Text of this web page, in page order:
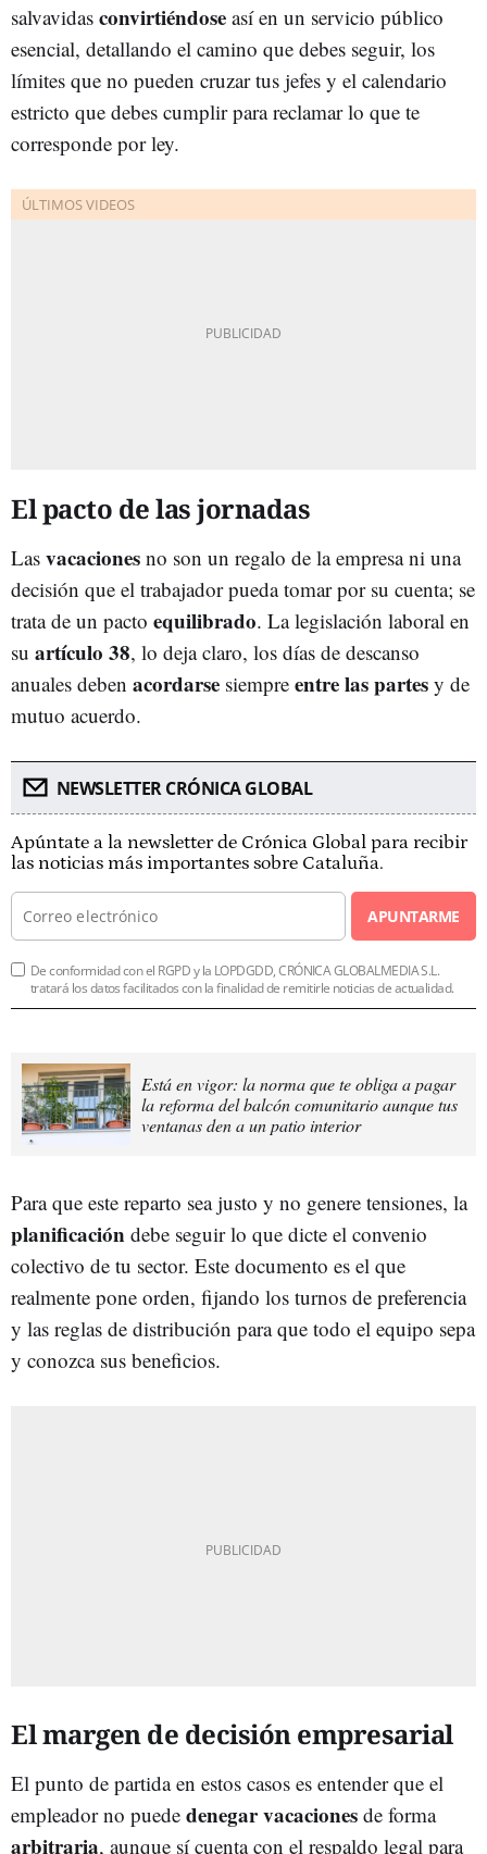
salvavidas convirtiéndose así en un servicio público
esencial, detallando el camino que debes seguir, los
límites que no pueden cruzar tus jefes y el calendario
estricto que debes cumplir para reclamar lo que te
corresponde por ley.
El pacto de las jornadas
Las vacaciones no son un regalo de la empresa ni una
decisión que el trabajador pueda tomar por su cuenta; se
trata de un pacto equilibrado. La legislación laboral en
su artículo 38, lo deja claro, los días de descanso
anuales deben acordarse siempre entre las partes y de
mutuo acuerdo.
NEWSLETTER CRÓNICA GLOBAL
Apúntate a la newsletter de Crónica Global para recibir
las noticias más importantes sobre Cataluña.
APUNTARME
De conformidad con el RGPD y la LOPDGDD, CRÓNICA GLOBALMEDIA S.L.
tratará los datos facilitados con la finalidad de remitirle noticias de actualidad.
Está en vigor: la norma que te obliga a pagar
la reforma del balcón comunitario aunque tus
ventanas den a un patio interior
Para que este reparto sea justo y no genere tensiones, la
planificación debe seguir lo que dicte el convenio
colectivo de tu sector. Este documento es el que
realmente pone orden, fijando los turnos de preferencia
y las reglas de distribución para que todo el equipo sepa
y conozca sus beneficios.
El margen de decisión empresarial
El punto de partida en estos casos es entender que el
empleador no puede denegar vacaciones de forma
arbitraria, aunque sí cuenta con el respaldo legal para